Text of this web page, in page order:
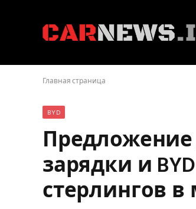
Главная страница
BYD
Предложение
зарядки и
стерлингов в